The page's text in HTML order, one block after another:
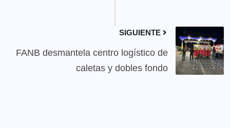
SIGUIENTE
FANB desmantela centro logístico de
caletas y dobles fondo